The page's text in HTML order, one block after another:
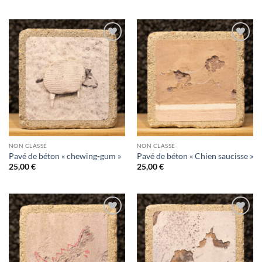
Ajouter
à la
wishlist
NON CLASSÉ
Pavé de béton « chewing-gum »
25,00€
Ajouter
à la
wishlist
NON CLASSÉ
Pavé de béton « Chien saucisse »
25,00€
Ajouter
à la
wishlist
Ajouter
à la
wishlist